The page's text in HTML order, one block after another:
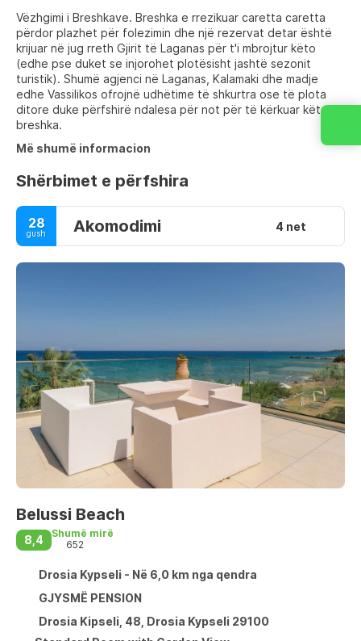
Vëzhgimi i Breshkave. Breshka e rrezikuar caretta caretta
përdor plazhet për folezimin dhe një rezervat detar është
krijuar në jug rreth Gjirit të Laganas për t'i mbrojtur këto
(edhe pse duket se injorohet plotësisht jashtë sezonit
turistik). Shumë agjenci në Laganas, Kalamaki dhe madje
edhe Vassilikos ofrojnë udhëtime të shkurtra ose të plota
ditore duke përfshirë ndalesa për not për të kërkuar këto
breshka.
Më shumë informacion
Shërbimet e përfshira
28
gush Akomodimi 4 net
Belussi Beach
8,4
Shumë mirë
652
Drosia Kypseli - Në 6,0 km nga qendra
GJYSMË PENSION
Drosia Kipseli, 48, Drosia Kypseli 29100